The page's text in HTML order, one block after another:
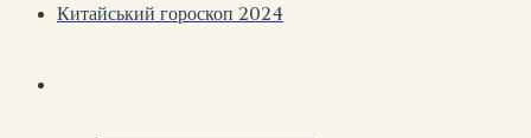
Китайський гороскоп 2024